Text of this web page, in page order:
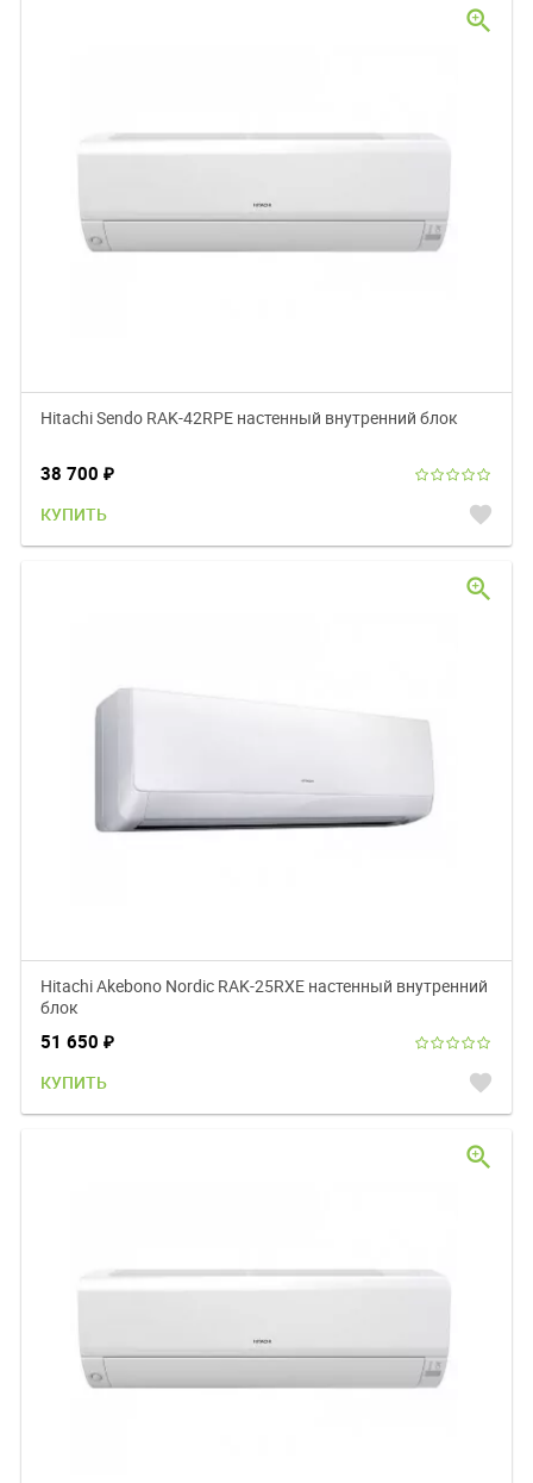
Hitachi Sendo RAK-42RPE настенный внутренний блок
38 700 ₽
КУПИТЬ favorite
zoom_in
Hitachi Akebono Nordic RAK-25RXE настенный внутренний
блок
51 650 ₽
КУПИТЬ favorite
zoom_in
zoom_in